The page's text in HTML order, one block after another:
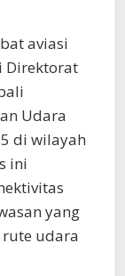
aviasi
Direktorat
Udara
di wilayah
ini
yang
udara